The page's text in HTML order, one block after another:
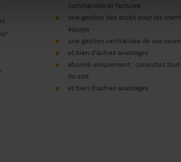
commandes et factures
une gestion des accès pour les
équipe
une gestion centralisée de vos
et bien d'autres avantages
abonné uniquement : consultez
du site
et bien d'autres avantages